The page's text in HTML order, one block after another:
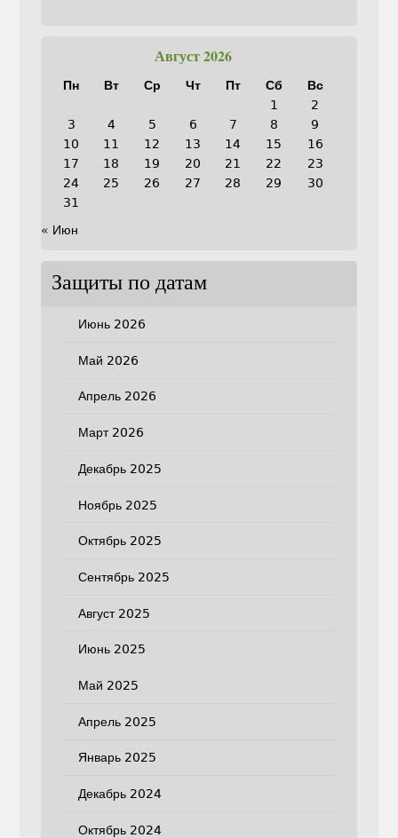
Август 2026
Пн Вт Ср Чт Пт Сб
Вс
1
2
3
4 5 6 7 8
9
10
11 12 13 14 15
16
17
18 19 20 21 22
23
24
25 26 27 28 29
30
31
« Июн
Защиты по датам
Июнь 2026
Май 2026
Апрель 2026
Март 2026
Декабрь 2025
Ноябрь 2025
Октябрь 2025
Сентябрь 2025
Август 2025
Июнь 2025
Май 2025
Апрель 2025
Январь 2025
Декабрь 2024
Октябрь 2024